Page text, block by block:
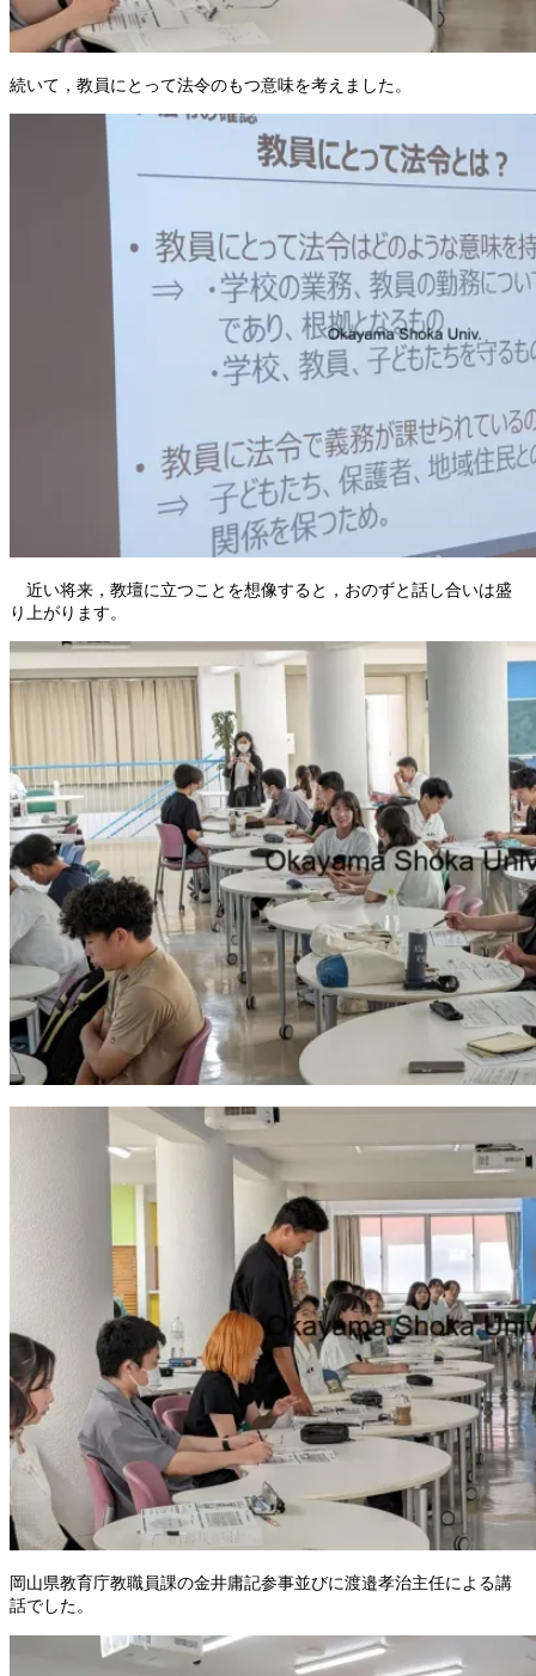
続いて，教員にとって法令のもつ意味を考えました。
近い将来，教壇に立つことを想像すると，おのずと話し合いは盛
り上がります。
岡山県教育庁教職員課の金井庸記参事並びに渡邉孝治主任による講
話でした。